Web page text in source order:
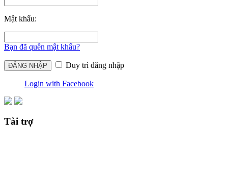
Mật khẩu:
Bạn đã quên mật khẩu?
Duy trì đăng nhập
Login with Facebook
Tài trợ